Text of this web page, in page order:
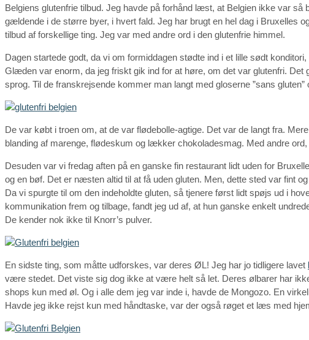
Belgiens glutenfrie tilbud. Jeg havde på forhånd læst, at Belgien ikke var
gældende i de større byer, i hvert fald. Jeg har brugt en hel dag i Bruxelles
tilbud af forskellige ting. Jeg var med andre ord i den glutenfrie himmel.
Dagen startede godt, da vi om formiddagen stødte ind i et lille sødt
Glæden var enorm, da jeg friskt gik ind for at høre, om det var glutenfri. Det
sprog. Til de franskrejsende kommer man langt med gloserne ”sans
De var købt i troen om, at de var flødebolle-agtige. Det var de langt fra.
blanding af marenge, flødeskum og lækker chokoladesmag. Med andre ord,
Desuden var vi fredag aften på en ganske fin restaurant lidt uden for
og en bøf. Det er næsten altid til at få uden gluten. Men, dette sted var fint
Da vi spurgte til om den indeholdte gluten, så tjenere først lidt spøjs ud i
kommunikation frem og tilbage, fandt jeg ud af, at hun ganske enkelt
De kender nok ikke til Knorr’s pulver.
En sidste ting, som måtte udforskes, var deres ØL! Jeg har jo tidligere lavet
være stedet. Det viste sig dog ikke at være helt så let. Deres ølbarer har
shops kun med øl. Og i alle dem jeg var inde i, havde de Mongozo. En
Havde jeg ikke rejst kun med håndtaske, var der også røget et læs med